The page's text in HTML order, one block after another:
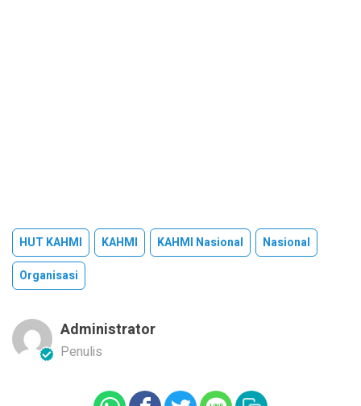
HUT KAHMI KAHMI KAHMI Nasional
Nasional
Organisasi
Administrator
Penulis